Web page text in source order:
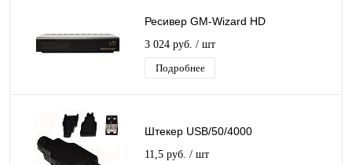
Ресивер GM-Wizard HD
3 024 руб. / шт
Подробнее
Штекер USB/50/4000
11,5 руб. / шт